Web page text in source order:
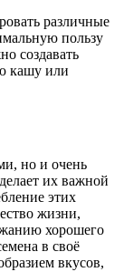
различные
пользу
создавать
кашу или
но и очень
их важной
этих
жизни,
хорошего
в своё
вкусов,